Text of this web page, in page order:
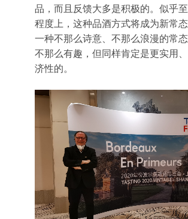
品，而且反馈大多是积极的。似乎
程度上，这种品酒方式将成为新常
一种不那么诗意、不那么浪漫的常
不那么有趣，但同样肯定是更实用
济性的。